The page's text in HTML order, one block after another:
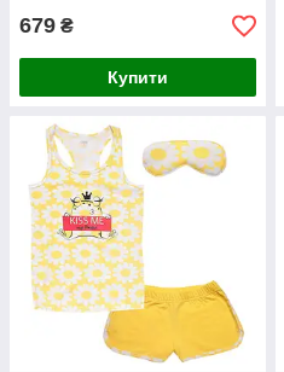
679 ₴
Купити